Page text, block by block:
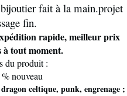
fait à la main.projet
fin.
rapide, meilleur prix
à tout moment.
du produit :
nouveau
celtique, punk, engrenage ;